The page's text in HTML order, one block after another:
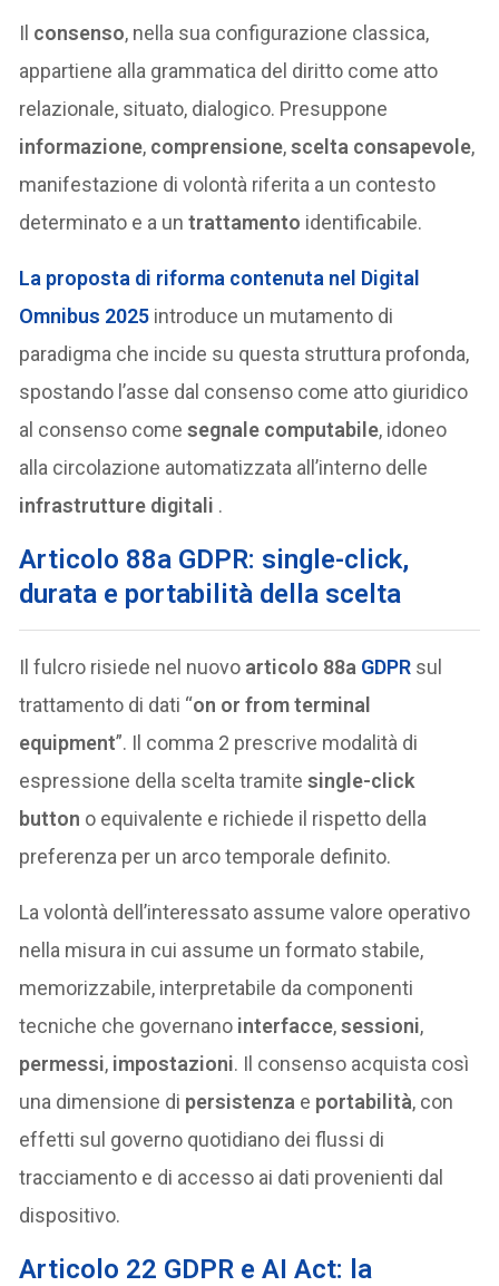
Il consenso, nella sua configurazione classica,
appartiene alla grammatica del diritto come atto
relazionale, situato, dialogico. Presuppone
informazione, comprensione,scelta consapevole,
manifestazione di volontà riferita a un contesto
determinato e a untrattamento identificabile.
La proposta di riforma contenuta nel Digital
Omnibus 2025 introduce un mutamento di
paradigma che incide su questa struttura profonda,
spostando l’asse dal consenso come atto giuridico
al consenso comesegnale computabile, idoneo
alla circolazione automatizzata all’interno delle
infrastrutture digitali .
Articolo 88a GDPR: single-click,
durata e portabilità della scelta
Il fulcro risiede nel nuovo articolo 88a GDPR sul
trattamento di dati “on or from terminal
equipment”. Il comma 2 prescrive modalità di
espressione della scelta tramitesingle-click
button o equivalente e richiede il rispetto della
preferenza per un arco temporale definito.
La volontà dell’interessato assume valore operativo
nella misura in cui assume un formato stabile,
memorizzabile, interpretabile da componenti
tecniche che governano interfacce,sessioni,
permessi, impostazioni. Il consenso acquista così
una dimensione di persistenza e portabilità, con
effetti sul governo quotidiano dei flussi di
tracciamento e di accesso ai dati provenienti dal
dispositivo.
Articolo 22 GDPR e AI Act: la